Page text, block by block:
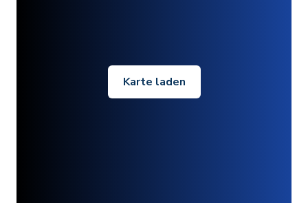
Karte laden